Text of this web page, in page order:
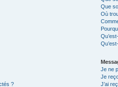
?
Que
Où
Je ne
Je
J’ai